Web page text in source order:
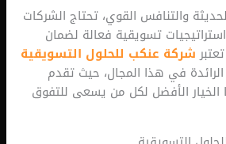
القوي، تحتاج الشركات
تسويقية فعالة لضمان
عنكب للحلول التسويقية
هذا المجال، حيث تقدم
لكل من يسعى للتفوق